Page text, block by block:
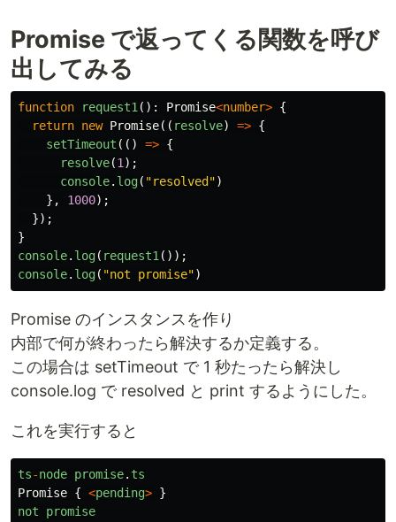
Promise で返ってくる関数を呼び
出してみる
function request1 (): Promise<number> {
return new Promise(( resolve) => {
setTimeout (() => {
resolve(1 );
console. log( "resolved ")
},
1000);
});
}
console. log( request1 ());
console. log( "not promise")
Promise のインスタンスを作り
内部で何が終わったら解決するか定義する。
この場合は setTimeout で 1 秒たったら解決し
console.log で resolved と print するようにした。
これを実行すると
ts-node promise. ts
Promise { <pending> }
not
promise